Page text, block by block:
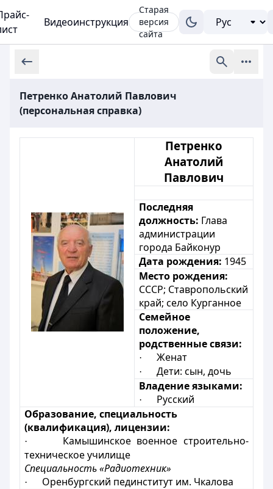
Видеоинструкция
Старая
версия
сайта
Петренко Анатолий Павлович
(персональная справка)
Петренко
Анатолий
Павлович
Последняя
должность: Глава
администрации
города Байконур
Дата рождения: 1945
Место рождения:
СССР; Ставропольский
край; село Курганное
Семейное
положение,
родственные связи:
· Женат
·
Дети: сын, дочь
Владение языками:
·
Русский
Образование, специальность
(квалификация), лицензии:
·
Камышинское военное строительно-
техническое училище
Специальность «Радиотехник»
·
Оренбургский пединститут им. Чкалова